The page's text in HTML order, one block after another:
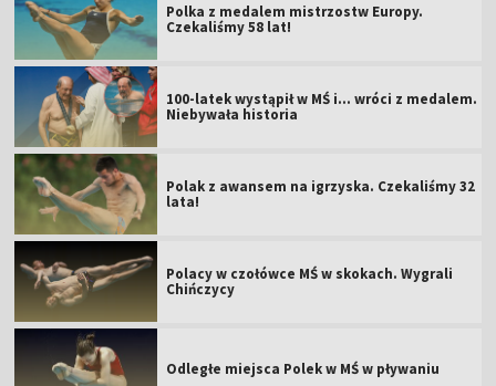
Polka z medalem mistrzostw Europy.
Czekaliśmy 58 lat!
100-latek wystąpił w MŚ i... wróci z medalem.
Niebywała historia
Polak z awansem na igrzyska. Czekaliśmy 32
lata!
Polacy w czołówce MŚ w skokach. Wygrali
Chińczycy
Odległe miejsca Polek w MŚ w pływaniu